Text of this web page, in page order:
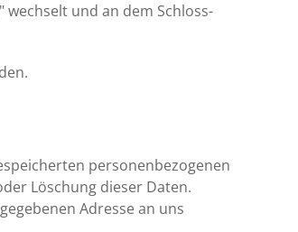
und an dem Schloss-
personenbezogenen
Löschung dieser Daten.
Adresse an uns